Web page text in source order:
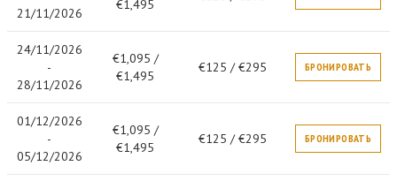
21/11/2026
€1,495
24/11/2026
-
28/11/2026
€1,095 /
€1,495
€125 / €295 БРОНИРОВАТЬ
01/12/2026
-
05/12/2026
€1,095 /
€1,495
€125 / €295 БРОНИРОВАТЬ